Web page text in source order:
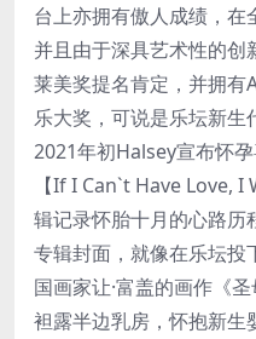
台上亦拥有傲人成绩，在
并且由于深具艺术性的创
莱美奖提名肯定，并拥有
乐大奖，可说是乐坛新生
2021年初Halsey宣布怀
【If I Can`t Have Love,
辑记录怀胎十月的心路历
专辑封面，就像在乐坛投
国画家让·富盖的画作《
袒露半边乳房，怀抱新生